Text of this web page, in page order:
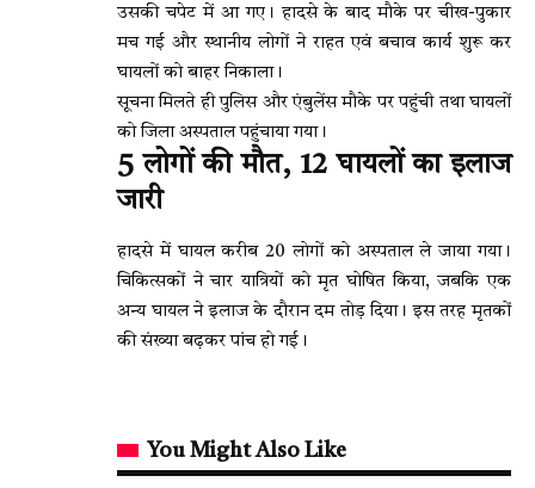
उसकी चपेट में आ गए। हादसे के बाद मौके पर चीख-पुकार
मच गई और स्थानीय लोगों ने राहत एवं बचाव कार्य शुरू कर
घायलों को बाहर निकाला।
सूचना मिलते ही पुलिस और एंबुलेंस मौके पर पहुंची तथा घायलों
को जिला अस्पताल पहुंचाया गया।
5 लोगों की मौत, 12 घायलों का इलाज
जारी
हादसे में घायल करीब 20 लोगों को अस्पताल ले जाया गया।
चिकित्सकों ने चार यात्रियों को मृत घोषित किया, जबकि एक
अन्य घायल ने इलाज के दौरान दम तोड़ दिया। इस तरह मृतकों
की संख्या बढ़कर पांच हो गई।
You Might Also Like